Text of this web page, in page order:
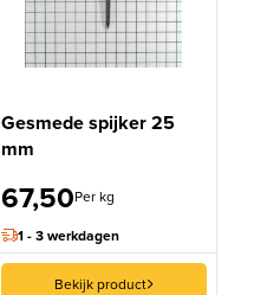
Gesmede spijker 25
mm
67,50Per kg
1 - 3 werkdagen
Bekijk product